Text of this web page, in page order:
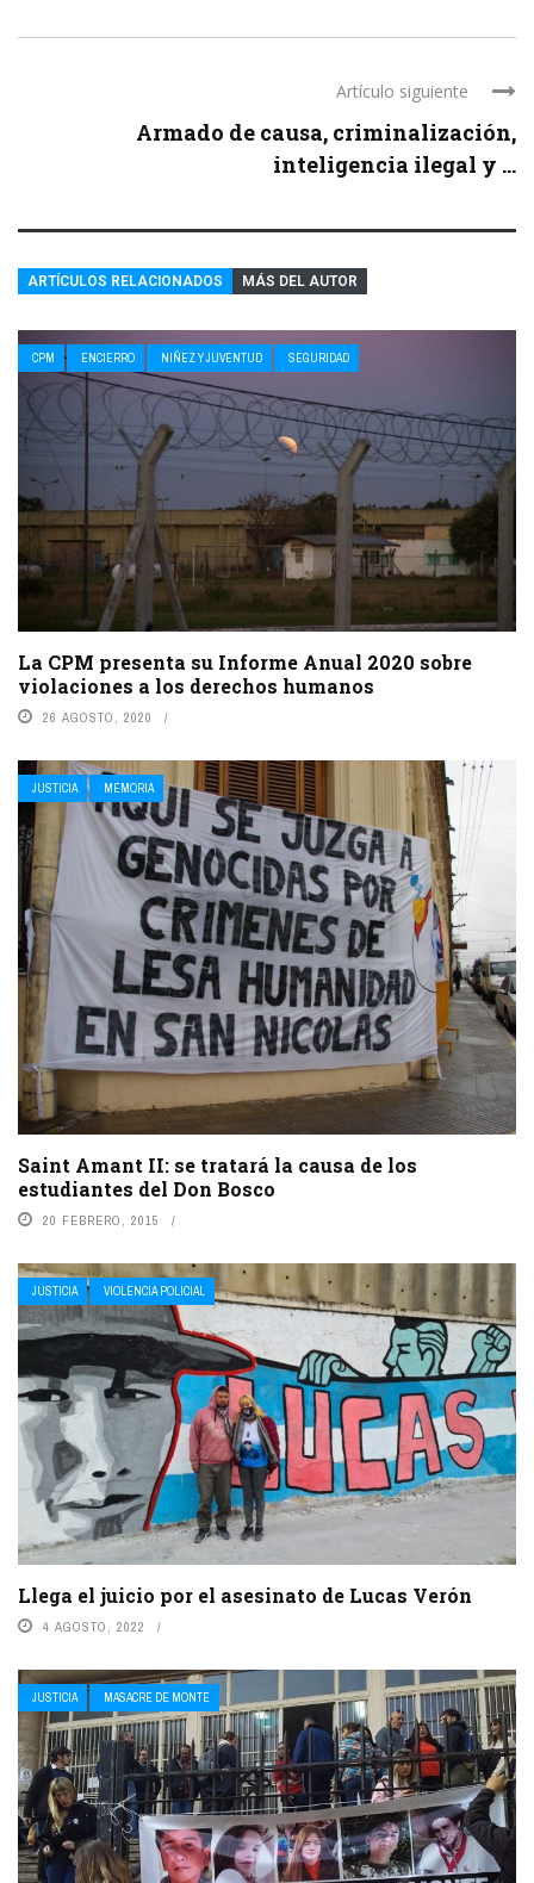
Artículo siguiente
Armado de causa, criminalización,
inteligencia ilegal y ...
ARTÍCULOS RELACIONADOS MÁS DEL AUTOR
CPM ENCIERRO NIÑEZ Y JUVENTUD SEGURIDAD
La CPM presenta su Informe Anual 2020 sobre
violaciones a los derechos humanos
26 AGOSTO, 2020
JUSTICIA MEMORIA
Saint Amant II: se tratará la causa de los
estudiantes del Don Bosco
20 FEBRERO, 2015
JUSTICIA VIOLENCIA POLICIAL
Llega el juicio por el asesinato de Lucas Verón
4 AGOSTO, 2022
JUSTICIA MASACRE DE MONTE